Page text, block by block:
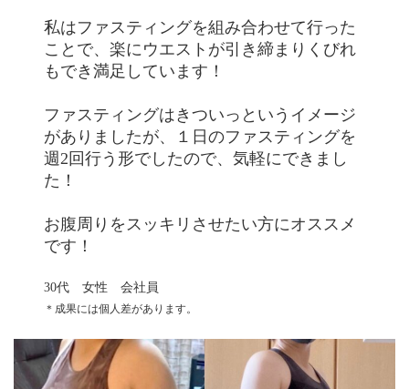
私はファスティングを組み合わせて行った
ことで、楽にウエストが引き締まりくびれ
もでき満足しています！
ファスティングはきついっというイメージ
がありましたが、１日のファスティングを
週2回行う形でしたので、気軽にできまし
た！
お腹周りをスッキリさせたい方にオススメ
です！
30代 女性 会社員
＊成果には個人差があります。